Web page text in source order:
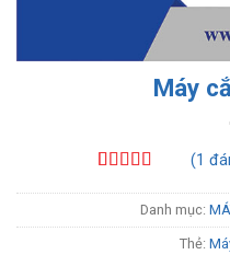
Máy
dựa trên
đánh giá
(1
Danh mục:
Thẻ: